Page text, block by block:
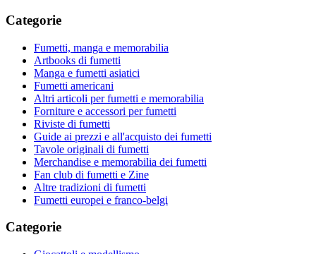
Categorie
Fumetti, manga e memorabilia
Artbooks di fumetti
Manga e fumetti asiatici
Fumetti americani
Altri articoli per fumetti e memorabilia
Forniture e accessori per fumetti
Riviste di fumetti
Guide ai prezzi e all'acquisto dei fumetti
Tavole originali di fumetti
Merchandise e memorabilia dei fumetti
Fan club di fumetti e Zine
Altre tradizioni di fumetti
Fumetti europei e franco-belgi
Categorie